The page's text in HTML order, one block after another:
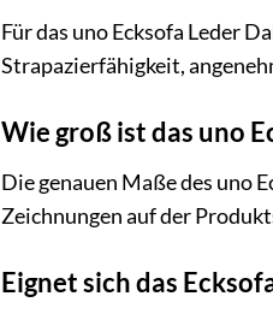
Für das uno Ecksofa Leder
Strapazierfähigkeit,
Wie groß ist das uno
Die genauen Maße des uno
Zeichnungen auf der
Eignet sich das